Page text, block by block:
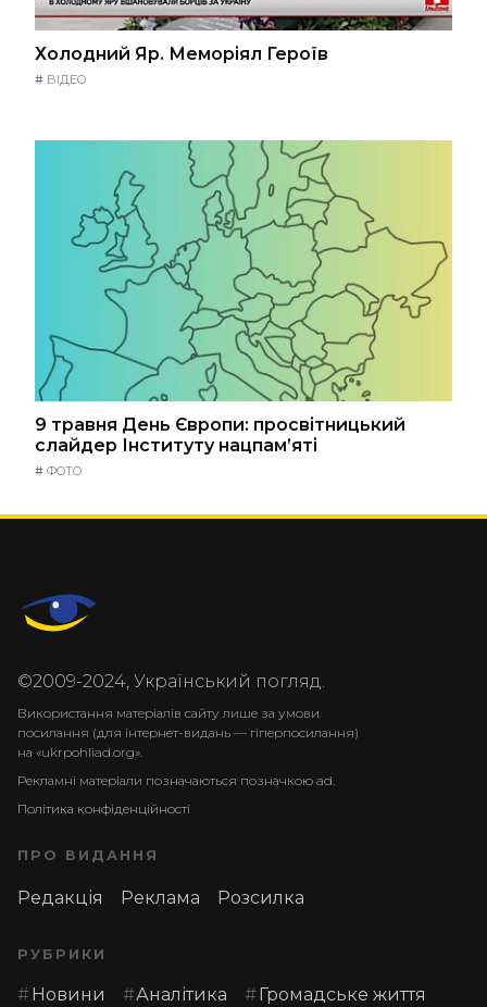
Холодний Яр. Меморіял Героїв
# ВІДЕО
9 травня День Європи: просвітницький
слайдер Інституту нацпам’яті
# ФОТО
©2009-2024, Український погляд.
Використання матеріалів сайту лише за умови
посилання (для інтернет-видань — гіперпосилання)
на «ukrpohliad.org».
Рекламні матеріали позначаються позначкою ad.
Політика конфіденційності
ПРО ВИДАННЯ
Редакція Реклама Розсилка
РУБРИКИ
Новини Аналітика Громадське життя